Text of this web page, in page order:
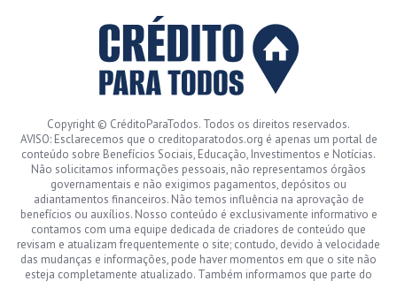
Copyright © CréditoParaTodos. Todos os direitos reservados.
AVISO: Esclarecemos que o creditoparatodos.org é apenas um portal de
conteúdo sobre Benefícios Sociais, Educação, Investimentos e Notícias.
Não solicitamos informações pessoais, não representamos órgãos
governamentais e não exigimos pagamentos, depósitos ou
adiantamentos financeiros. Não temos influência na aprovação de
benefícios ou auxílios. Nosso conteúdo é exclusivamente informativo e
contamos com uma equipe dedicada de criadores de conteúdo que
revisam e atualizam frequentemente o site; contudo, devido à velocidade
das mudanças e informações, pode haver momentos em que o site não
esteja completamente atualizado. Também informamos que parte do